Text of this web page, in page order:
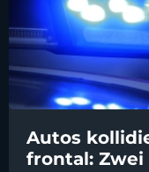
Autos
frontal: